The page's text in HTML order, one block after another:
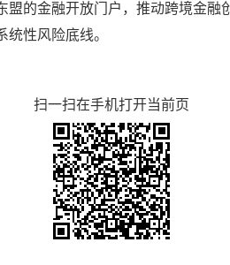
的金融开放门户，推动跨境金融
性风险底线。
扫一扫在手机打开当前页